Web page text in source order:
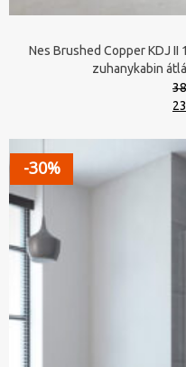
Nes Brushed Copper KDJ
zuhanykabin
-30%